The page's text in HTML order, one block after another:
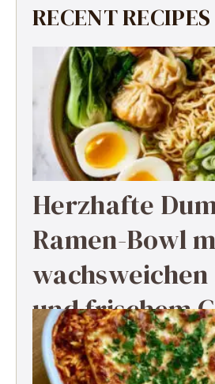
RECENT RECIPES
Herzhafte
Ramen-Bowl
und frischem